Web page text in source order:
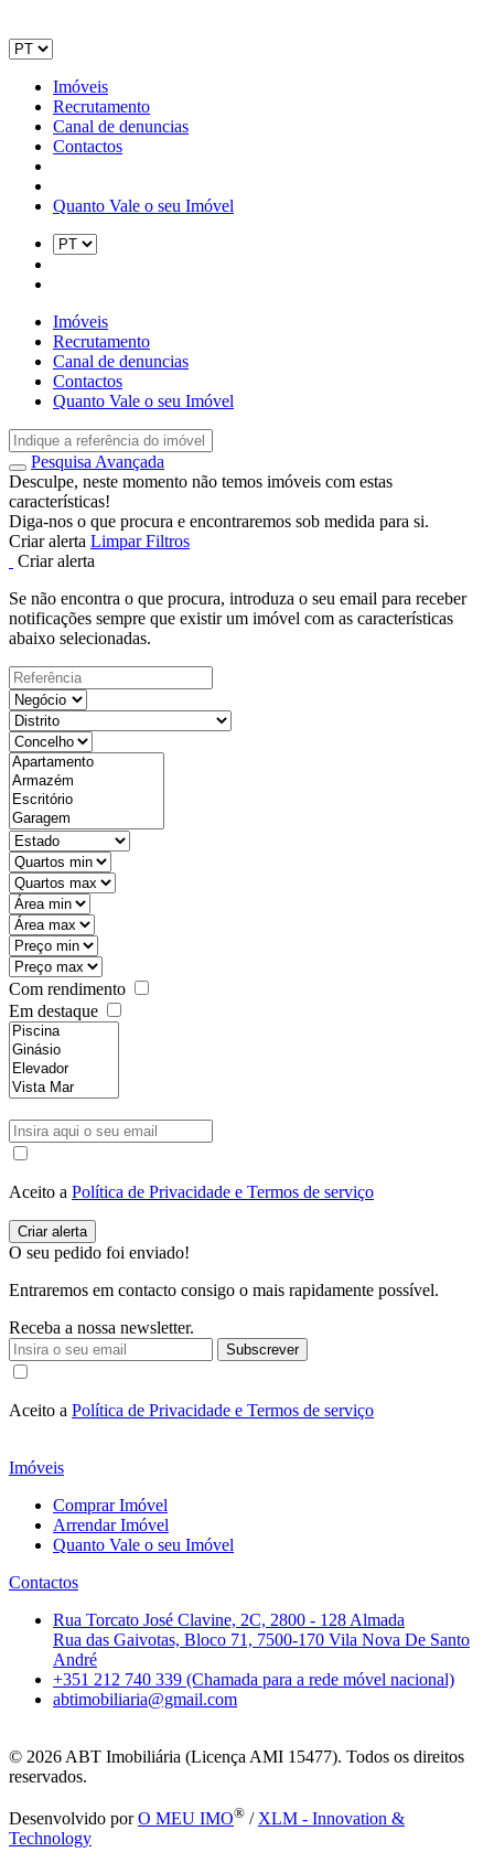
Imóveis
Recrutamento
Canal de denuncias
Contactos
Quanto Vale o seu Imóvel
Imóveis
Recrutamento
Canal de denuncias
Contactos
Quanto Vale o seu Imóvel
Pesquisa Avançada
Desculpe, neste momento não temos imóveis com estas
características!
Diga-nos o que procura e encontraremos sob medida para si.
Criar alerta Limpar Filtros
Criar alerta
Se não encontra o que procura, introduza o seu email para receber
notificações sempre que existir um imóvel com as características
abaixo selecionadas.
Com rendimento
Em destaque
Aceito a Política de Privacidade e Termos de serviço
O seu pedido foi enviado!
Entraremos em contacto consigo o mais rapidamente possível.
Receba a nossa newsletter.
Subscrever
Aceito a Política de Privacidade e Termos de serviço
Imóveis
Comprar Imóvel
Arrendar Imóvel
Quanto Vale o seu Imóvel
Contactos
Rua Torcato José Clavine, 2C, 2800 - 128 Almada
Rua das Gaivotas, Bloco 71, 7500-170 Vila Nova De Santo
André
+351 212 740 339 (Chamada para a rede móvel nacional)
abtimobiliaria@gmail.com
© 2026 ABT Imobiliária (Licença AMI 15477). Todos os direitos
reservados.
Desenvolvido porO MEU IMO® / XLM - Innovation &
Technology